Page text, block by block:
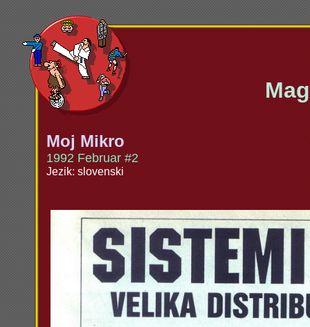
Moj Mikro
1992 Februar #2
Jezik: slovenski